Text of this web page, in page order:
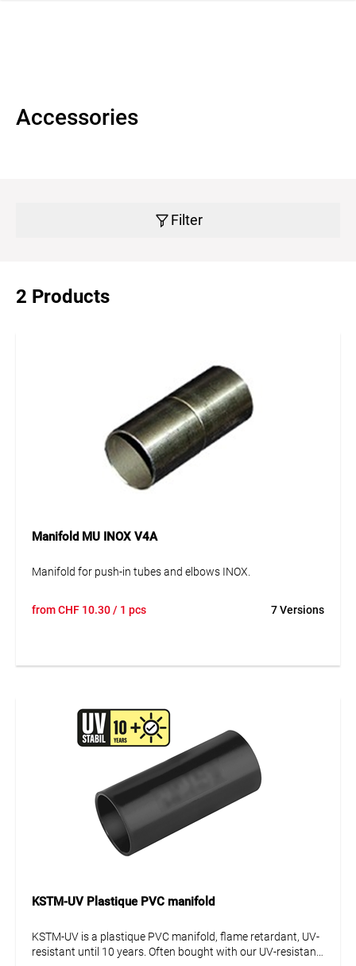
Accessories
Filter
2 Products
Manifold MU INOX V4A
Manifold for push-in tubes and elbows INOX.
fromCHF 10.30/ 1 pcs 7 Versions
KSTM-UV Plastique PVC manifold
KSTM-UV is a plastique PVC manifold, flame retardant, UV-
resistant until 10 years. Often bought with our UV-resistant